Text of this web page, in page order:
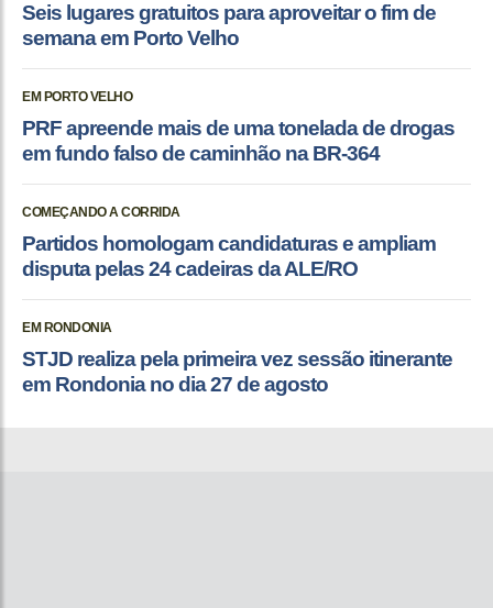
Seis lugares gratuitos para aproveitar o fim de
semana em Porto Velho
EM PORTO VELHO
PRF apreende mais de uma tonelada de drogas
em fundo falso de caminhão na BR-364
COMEÇANDO A CORRIDA
Partidos homologam candidaturas e ampliam
disputa pelas 24 cadeiras da ALE/RO
EM RONDONIA
STJD realiza pela primeira vez sessão itinerante
em Rondonia no dia 27 de agosto